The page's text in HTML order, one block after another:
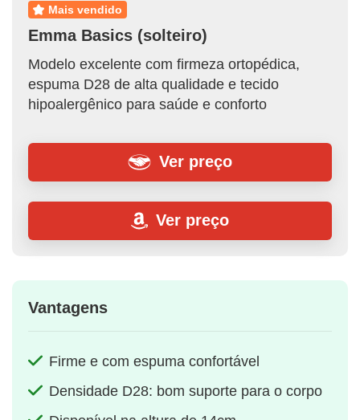
mais vendido
Emma Basics (solteiro)
Modelo excelente com firmeza ortopédica,
espuma D28 de alta qualidade e tecido
hipoalergênico para saúde e conforto
Ver preço
Ver preço
Vantagens
Firme e com espuma confortável
Densidade D28: bom suporte para o corpo